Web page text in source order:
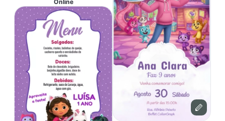
Online